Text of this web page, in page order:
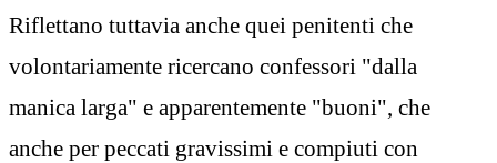
Riflettano tuttavia anche quei penitenti che
volontariamente ricercano confessori "dalla
manica larga" e apparentemente "buoni", che
anche per peccati gravissimi e compiuti con